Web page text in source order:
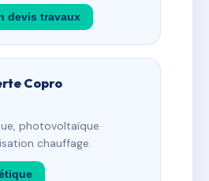
devis travaux
Copro
photovoltaïque
chauffage.